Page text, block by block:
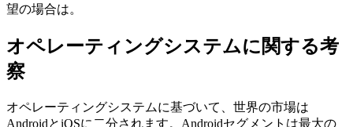
望の場合は。
オペレーティングシステムに関する考
察
オペレーティングシステムに基づいて、世界の市場は
AndroidとiOSに二分されます。Androidセグメントは最大の